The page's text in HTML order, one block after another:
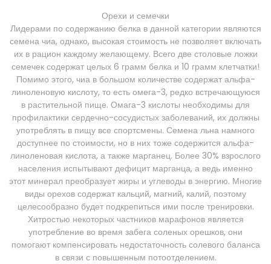
Орехи и семечки
Лидерами по содержанию белка в данной категории являются
семена чиа, однако, высокая стоимость не позволяет включать
их в рацион каждому желающему. Всего две столовые ложки
семечек содержат целых 6 грамм белка и 10 грамм клетчатки!
Помимо этого, чиа в большом количестве содержат альфа-
линоленовую кислоту, то есть омега-3, редко встречающуюся
в растительной пище. Омага-3 кислоты необходимы для
профилактики сердечно-сосудистых заболеваний, их должны
употреблять в пищу все спортсмены. Семена льна намного
доступнее по стоимости, но в них тоже содержится альфа-
линоленовая кислота, а также марганец. Более 30% взрослого
населения испытывают дефицит марганца, а ведь именно
этот минерал преобразует жиры и углеводы в энергию. Многие
виды орехов содержат кальций, магний, калий, поэтому
целесообразно будет подкрепиться ими после тренировки.
Хитростью некоторых частников марафонов является
употребление во время забега соленых орешков, они
помогают компенсировать недостаточность солевого баланса
в связи с повышенным потоотделением.